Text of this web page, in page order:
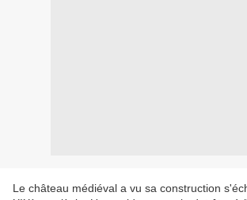
Le château médiéval a vu sa construction